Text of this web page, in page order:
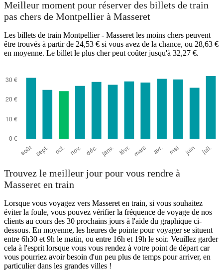
Meilleur moment pour réserver des billets de train
pas chers de Montpellier à Masseret
Les billets de train Montpellier - Masseret les moins chers peuvent
être trouvés à partir de 24,53 € si vous avez de la chance, ou 28,63 €
en moyenne. Le billet le plus cher peut coûter jusqu'à 32,27 €.
Trouvez le meilleur jour pour vous rendre à
Masseret en train
Lorsque vous voyagez vers Masseret en train, si vous souhaitez
éviter la foule, vous pouvez vérifier la fréquence de voyage de nos
clients au cours des 30 prochains jours à l'aide du graphique ci-
dessous. En moyenne, les heures de pointe pour voyager se situent
entre 6h30 et 9h le matin, ou entre 16h et 19h le soir. Veuillez garder
cela à l'esprit lorsque vous vous rendez à votre point de départ car
vous pourriez avoir besoin d'un peu plus de temps pour arriver, en
particulier dans les grandes villes !